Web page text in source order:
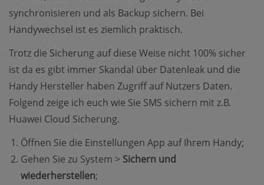
synchronisieren und als Backup sichern. Bei
Handywechsel ist es ziemlich praktisch.
Trotz die Sicherung auf diese Weise nicht 100% sicher
ist da es gibt immer Skandal über Datenleak und die
Handy Hersteller haben Zugriff auf Nutzers Daten.
Folgend zeige ich euch wie Sie SMS sichern mit z.B.
Huawei Cloud Sicherung.
Öffnen Sie die Einstellungen App auf Ihrem Handy;
Gehen Sie zu System > Sichern und
wiederherstellen;